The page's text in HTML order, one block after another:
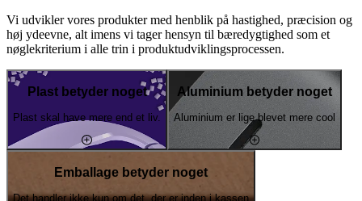
Vi udvikler vores produkter med henblik på hastighed, præcision og
høj ydeevne, alt imens vi tager hensyn til bæredygtighed som et
nøglekriterium i alle trin i produktudviklingsprocessen.
Plast betyder noget
Plast skal have mere end et liv.
Aluminium betyder noget
Aluminium er lige blevet mere cool
Emballage betyder noget
Det handler ikke kun om det, der er inden i kassen